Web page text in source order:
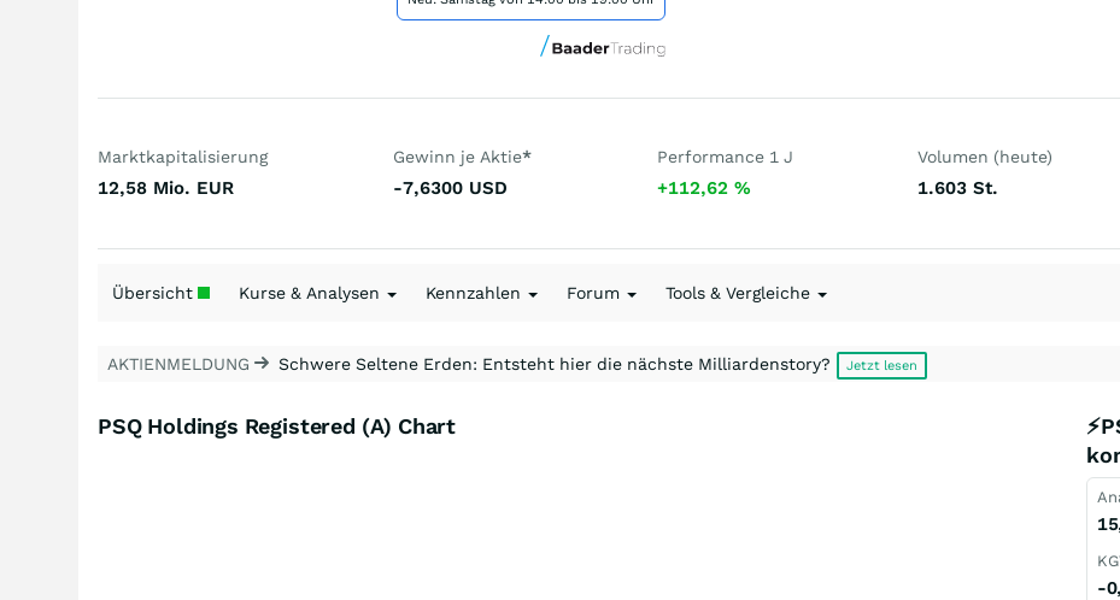
Marktkapitalisierung
12,58 Mio. EUR
Gewinn je Aktie*
-7,6300 USD
Performance 1 J
+112,62 %
Volumen (heute)
1.603 St.
Übersicht Kurse & Analysen Kennzahlen Forum Tools & Vergleiche
AKTIENMELDUNG Schwere Seltene Erden: Entsteht hier die nächste Milliardenstory? Jetzt lesen
PSQ Holdings Registered (A) Chart
-